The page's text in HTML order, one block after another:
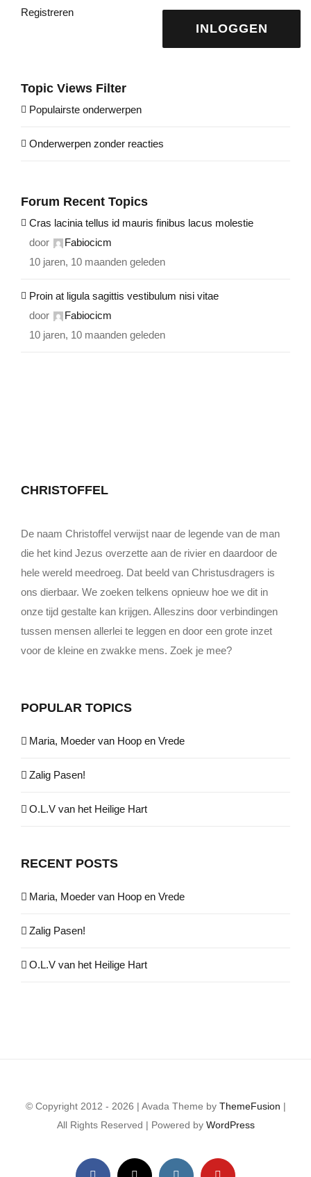
INLOGGEN
Registreren
Topic Views Filter
Populairste onderwerpen
Onderwerpen zonder reacties
Forum Recent Topics
Cras lacinia tellus id mauris finibus lacus molestie
door
Fabiocicm
10 jaren, 10 maanden geleden
Proin at ligula sagittis vestibulum nisi vitae
door
Fabiocicm
10 jaren, 10 maanden geleden
CHRISTOFFEL
De naam Christoffel verwijst naar de legende van de man
die het kind Jezus overzette aan de rivier en daardoor de
hele wereld meedroeg. Dat beeld van Christusdragers is
ons dierbaar. We zoeken telkens opnieuw hoe we dit in
onze tijd gestalte kan krijgen. Alleszins door verbindingen
tussen mensen allerlei te leggen en door een grote inzet
voor de kleine en zwakke mens. Zoek je mee?
POPULAR TOPICS
Maria, Moeder van Hoop en Vrede
Zalig Pasen!
O.L.V van het Heilige Hart
RECENT POSTS
Maria, Moeder van Hoop en Vrede
Zalig Pasen!
O.L.V van het Heilige Hart
© Copyright 2012 - 2026 | Avada Theme by ThemeFusion |
All Rights Reserved | Powered by WordPress